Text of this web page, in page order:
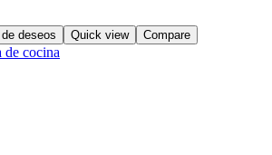
deseos Quick view Compare
de cocina